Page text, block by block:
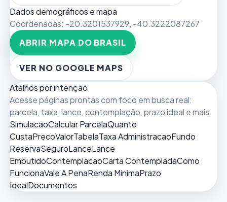
Dados demográficos e mapa
Coordenadas: -20.3201537929, -40.3222087267
ABRIR MAPA DO BRASIL
VER NO GOOGLE MAPS
Atalhos por intenção
Acesse páginas prontas com foco em busca real:
parcela, taxa, lance, contemplação, prazo ideal e mais.
SimulacaoCalcular ParcelaQuanto
CustaPrecoValorTabelaTaxa AdministracaoFundo
ReservaSeguroLanceLance
EmbutidoContemplacaoCarta ContempladaComo
FuncionaVale A PenaRenda MinimaPrazo
IdealDocumentos